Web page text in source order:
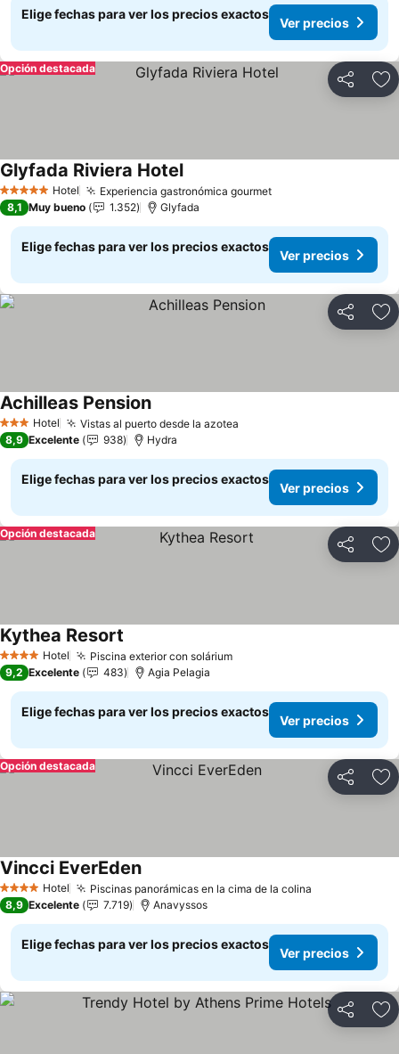
Elige fechas para ver los precios exactos
Ver precios
Compartir
Opción destacada
5 Estrellas Hotel Experiencia gastronómica gourmetVer precios
Glyfada Riviera HotelVer precios
8,1 Muy bueno 1.352 Glyfada
Elige fechas para ver los precios exactos
Ver precios
Compartir
3 Estrellas
Hotel Vistas al puerto desde la azotea
Achilleas PensionVer precios
8,9 Excelente 938 Hydra
Elige fechas para ver los precios exactos
Ver precios
Compartir
Opción destacada
4 EstrellasHotel Piscina exterior con soláriumVer precios
Kythea Resort
9,2 Excelente 483 Agia Pelagia
Elige fechas para ver los precios exactos
Ver precios
Compartir
Opción destacada
4 EstrellasHotel Piscinas panorámicas en la cima de la colina
Vincci EverEdenVer precios
8,9 Excelente 7.719 Anavyssos
Elige fechas para ver los precios exactos
Ver precios
Compartir